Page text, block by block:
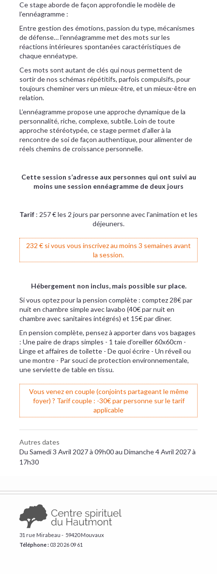
Ce stage aborde de façon approfondie le modèle de
l’ennéagramme :
Entre gestion des émotions, passion du type, mécanismes
de défense… l’ennéagramme met des mots sur les
réactions intérieures spontanées caractéristiques de
chaque ennéatype.
Ces mots sont autant de clés qui nous permettent de
sortir de nos schémas répétitifs, parfois compulsifs, pour
toujours cheminer vers un mieux-être, et un mieux-être en
relation.
L’ennéagramme propose une approche dynamique de la
personnalité, riche, complexe, subtile. Loin de toute
approche stéréotypée, ce stage permet d’aller à la
rencontre de soi de façon authentique, pour alimenter de
réels chemins de croissance personnelle.
Cette session s’adresse aux personnes qui ont suivi au
moins une session ennéagramme de deux jours
Tarif : 257 € les 2 jours par personne avec l'animation et les
déjeuners.
232 € si vous vous inscrivez au moins 3 semaines avant
la session.
Hébergement non inclus, mais possible sur place.
Si vous optez pour la pension complète : comptez 28€ par
nuit en chambre simple avec lavabo (40€ par nuit en
chambre avec sanitaires intégrés) et 15€ par dîner.
En pension complète, pensez à apporter dans vos bagages
: Une paire de draps simples - 1 taie d’oreiller 60x60cm -
Linge et affaires de toilette - De quoi écrire - Un réveil ou
une montre - Par souci de protection environnementale,
une serviette de table en tissu.
Vous venez en couple (conjoints partageant le même
foyer) ? Tarif couple : -30€ par personne sur le tarif
applicable
Autres dates
Du Samedi 3 Avril 2027 à 09h00 au Dimanche 4 Avril 2027 à
17h30
31 rue Mirabeau - 59420 Mouvaux
Téléphone : ​03 20 26 09 61